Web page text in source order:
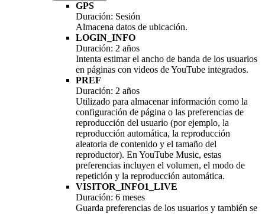
GPS
Duración: Sesión
Almacena datos de ubicación.
LOGIN_INFO
Duración: 2 años
Intenta estimar el ancho de banda de los usuarios
en páginas con videos de YouTube integrados.
PREF
Duración: 2 años
Utilizado para almacenar información como la
configuración de página o las preferencias de
reproducción del usuario (por ejemplo, la
reproducción automática, la reproducción
aleatoria de contenido y el tamaño del
reproductor). En YouTube Music, estas
preferencias incluyen el volumen, el modo de
repetición y la reproducción automática.
VISITOR_INFO1_LIVE
Duración: 6 meses
Guarda preferencias de los usuarios y también se